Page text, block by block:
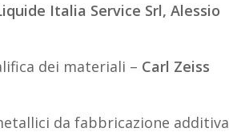
Italia Service Srl, Alessio
dei materiali – Carl Zeiss
da fabbricazione additiva